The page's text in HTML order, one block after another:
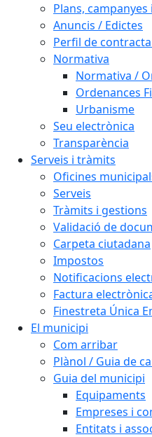
Plans,
Anuncis / Edictes
Perfil de
Normativa
Normativa /
Ordenances
Urbanisme
Seu electrònica
Transparència
Serveis i tràmits
Oficines
Serveis
Tràmits i gestions
Validació de
Carpeta ciutadana
Impostos
Notificacions
Factura
Finestreta Única
El municipi
Com arribar
Plànol / Guia de
Guia del municipi
Equipaments
Empreses i
Entitats i